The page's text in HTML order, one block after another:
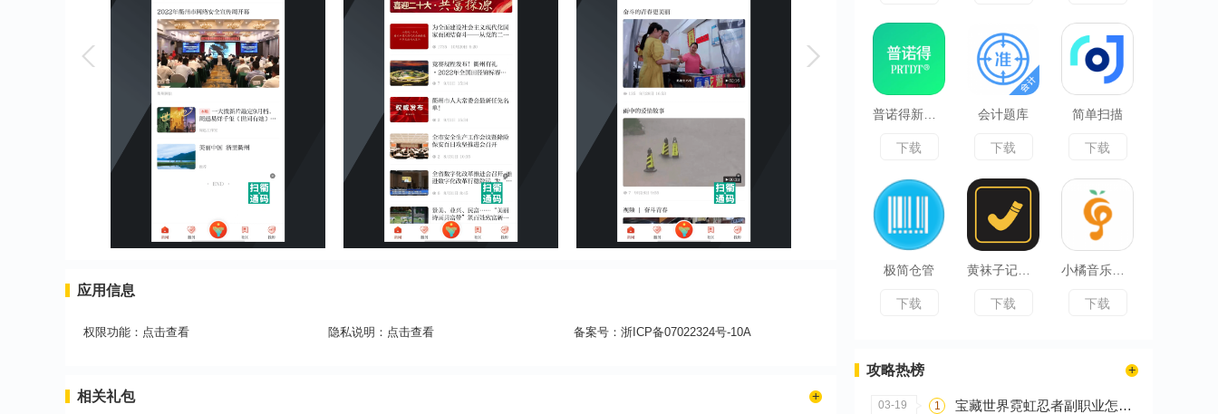
应用信息
权限功能： 点击查看 隐私说明： 点击查看 备案号： 浙ICP备07022324号-10A
相关礼包
下载
会计题库
下载
简单扫描
下载
极简仓管
下载 下载 下载
攻略热榜
03-19 1 宝藏世界霓虹忍者副职业怎么选